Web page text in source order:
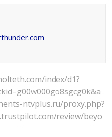
index/d1?
ntvplus.ru/proxy.php?
review/beyo